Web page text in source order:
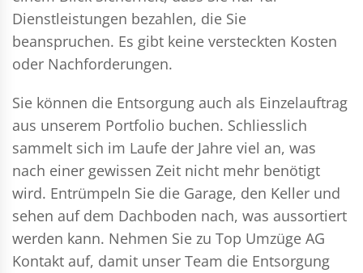
Dienstleistungen bezahlen, die Sie
beanspruchen. Es gibt keine versteckten Kosten
oder Nachforderungen.
Sie können die Entsorgung auch als Einzelauftrag
aus unserem Portfolio buchen. Schliesslich
sammelt sich im Laufe der Jahre viel an, was
nach einer gewissen Zeit nicht mehr benötigt
wird. Entrümpeln Sie die Garage, den Keller und
sehen auf dem Dachboden nach, was aussortiert
werden kann. Nehmen Sie zu Top Umzüge AG
Kontakt auf, damit unser Team die Entsorgung